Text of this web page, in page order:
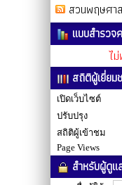
สวนพฤษศา
แบบสำรวจ
ไ
สถิติผู้เยี่ยม
เปิดเว็บไซต์
ปรับปรุง
สถิติผู้เข้าชม
Page Views
สำหรับผู้ดูแ